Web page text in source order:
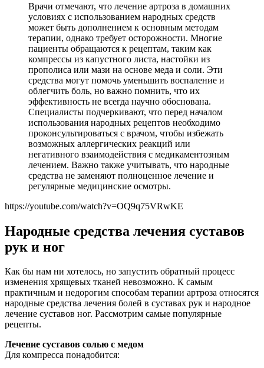
Врачи отмечают, что лечение артроза в домашних
условиях с использованием народных средств
может быть дополнением к основным методам
терапии, однако требует осторожности. Многие
пациенты обращаются к рецептам, таким как
компрессы из капустного листа, настойки из
прополиса или мази на основе меда и соли. Эти
средства могут помочь уменьшить воспаление и
облегчить боль, но важно помнить, что их
эффективность не всегда научно обоснована.
Специалисты подчеркивают, что перед началом
использования народных рецептов необходимо
проконсультироваться с врачом, чтобы избежать
возможных аллергических реакций или
негативного взаимодействия с медикаментозным
лечением. Важно также учитывать, что народные
средства не заменяют полноценное лечение и
регулярные медицинские осмотры.
https://youtube.com/watch?v=OQ9q75VRwKE
Народные средства лечения суставов
рук и ног
Как бы нам ни хотелось, но запустить обратный процесс
изменения хрящевых тканей невозможно. К самым
практичным и недорогим способам терапии артроза относятся
народные средства лечения болей в суставах рук и народное
лечение суставов ног. Рассмотрим самые популярные
рецепты.
Лечение суставов солью с медом
Для компресса понадобится: